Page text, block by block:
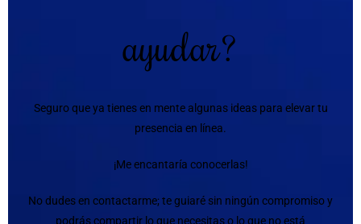
ayudar?
Seguro que ya tienes en mente algunas ideas para elevar tu
presencia en línea.
¡Me encantaría conocerlas!
No dudes en contactarme; te guiaré sin ningún compromiso y
podrás compartir lo que necesitas o lo que no está